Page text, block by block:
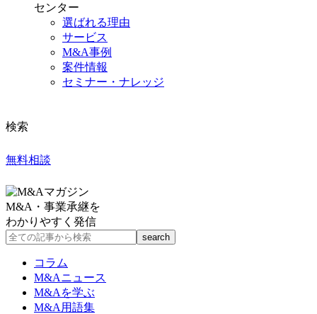
センター
選ばれる理由
サービス
M&A事例
案件情報
セミナー・ナレッジ
検索
無料相談
M&A・事業承継を
わかりやすく発信
コラム
M&Aニュース
M&Aを学ぶ
M&A用語集